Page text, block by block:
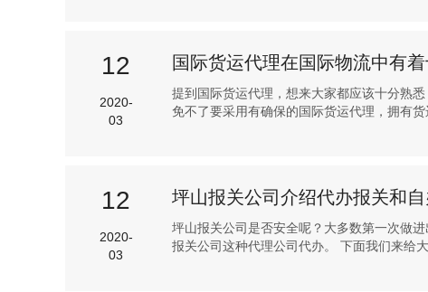
12
2020-
03
国际货运代理在国际物流中有
提到国际货运代理，想来大家都应该十分熟
免不了要采用有确保的国际货运代理，拥有货
12
2020-
03
坪山报关公司介绍代办报关和自
坪山报关公司是否安全呢？大多数第一次做
报关公司这种代理公司代办。 下面我们来给大